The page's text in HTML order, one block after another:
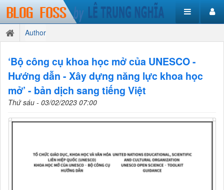
Author
‘Bộ công cụ khoa học mở của UNESCO -
Hướng dẫn - Xây dựng năng lực khoa học
mở’ - bản dịch sang tiếng Việt
Thứ sáu - 03/02/2023 07:00